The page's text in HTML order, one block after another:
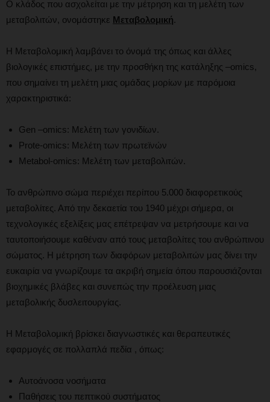
Ο κλάδος που ασχολείται με την μέτρηση και τη μελέτη των
μεταβολιτών, ονομάστηκε Μεταβολομική.
Η Μεταβολομική λαμβάνει το όνομά της όπως και άλλες
βιολογικές επιστήμες, με την προσθήκη της κατάληξης –omics,
που σημαίνει τη μελέτη μιας ομάδας μορίων με παρόμοια
χαρακτηριστικά:
Gen –omics: Μελέτη των γονιδίων.
Prote-omics: Μελέτη των πρωτεϊνών
Metabol-omics: Μελέτη των μεταβολιτών.
Το ανθρώπινο σώμα περιέχει περίπου 5.000 διαφορετικούς
μεταβολίτες. Από την δεκαετία του 1940 μέχρι σήμερα, οι
τεχνολογικές εξελίξεις μας επέτρεψαν να μετρήσουμε και να
ταυτοποιήσουμε καθέναν από τους μεταβολίτες του ανθρώπινου
σώματος. Η μέτρηση των διαφόρων μεταβολιτών μας δίνει την
ευκαιρία να γνωρίζουμε τα ακριβή σημεία όπου παρουσιάζονται
βιοχημικές βλάβες και συνεπώς την προέλευση μιας
μεταβολικής δυσλειτουργίας.
Η Μεταβολομική βρίσκει διαγνωστικές και θεραπευτικές
εφαρμογές σε πολλαπλά πεδία , όπως:
Αυτοάνοσα νοσήματα
Παθήσεις του πεπτικού συστήματος